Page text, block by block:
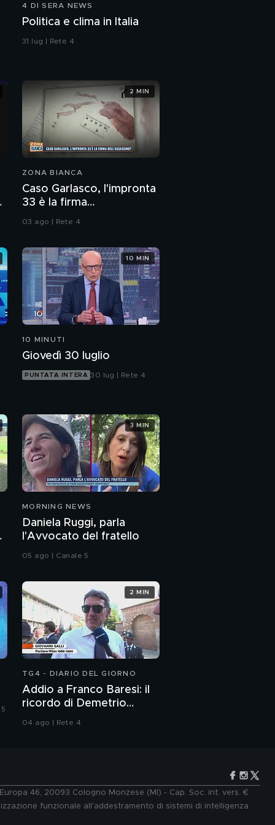
Roma, movida violenta:
Giuseppe di Beatrice
In diretta dalla casa del
Grande Fratello
4 DI SERA NEWS
Politica e clima in Italia
31 lug | Rete 4
ZONA BIANCA
Caso Garlasco, l'impronta
33 è la firma
dell'assassino?
03 ago | Rete 4
2 MIN
10 MINUTI
Giovedì 30 luglio
PUNTATA INTERA 30 lug | Rete 4
10 MIN
MORNING NEWS
Daniela Ruggi, parla
l'Avvocato del fratello
05 ago | Canale 5
3 MIN
TG4 - DIARIO DEL GIORNO
Addio a Franco Baresi: il
ricordo di Demetrio
Albertini, Clarence
04 ago | Rete 4
2 MIN
46, 20093 Cologno Monzese (MI) - Cap. Soc. int. vers. €
funzionale all'addestramento di sistemi di intelligenza